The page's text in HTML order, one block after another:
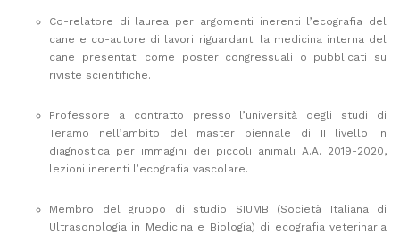
Co-relatore di laurea per argomenti inerenti l’ecografia del
cane e co-autore di lavori riguardanti la medicina interna del
cane presentati come poster congressuali o pubblicati su
riviste scientifiche.
Professore a contratto presso l’università degli studi di
Teramo nell’ambito del master biennale di II livello in
diagnostica per immagini dei piccoli animali A.A. 2019-2020,
lezioni inerenti l’ecografia vascolare.
Membro del gruppo di studio SIUMB (Società Italiana di
Ultrasonologia in Medicina e Biologia) di ecografia veterinaria